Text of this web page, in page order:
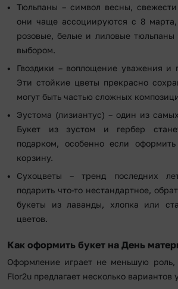
Тюльпаны – символ весны,
они чаще ассоциируются с 8
розовые, белые и лиловые тюльпаны
выбором.
Гвоздики – воплощение уважения и
Эти стойкие цветы прекрасно
могут быть частью сложных
Эустома (лизиантус) – один из
Букет из эустом и гербер
подарком, особенно если
корзину.
Сухоцветы – тренд последних
подарить что-то нестандартное,
букеты из лаванды, хлопка или
цветов.
Как оформить букет на День
Оформление играет не меньшую роль,
Flor2u предлагает несколько вариантов